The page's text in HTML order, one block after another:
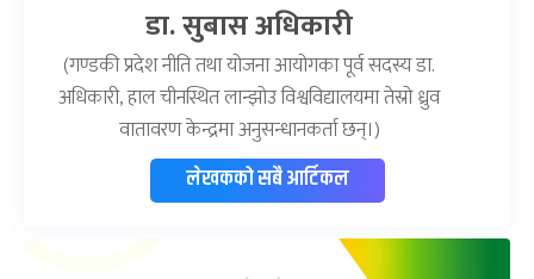
डा. सुबास अधिकारी
(गण्डकी प्रदेश नीति तथा योजना आयोगका पूर्व सदस्य डा.
अधिकारी, हाल चीनस्थित लान्झोउ विश्वविद्यालयमा तेस्रो ध्रुव
वातावरण केन्द्रमा अनुसन्धानकर्ता छन्।)
लेखकको सबै आर्टिकल